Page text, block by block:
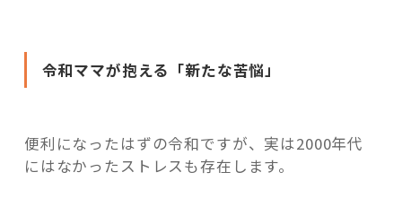
令和ママが抱える「新たな苦悩」
便利になったはずの令和ですが、実は2000年代
にはなかったストレスも存在します。